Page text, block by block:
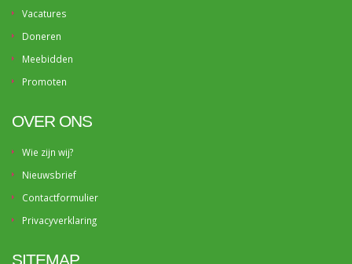
Vacatures
Doneren
Meebidden
Promoten
OVER ONS
Wie zijn wij?
Nieuwsbrief
Contactformulier
Privacyverklaring
SITEMAP